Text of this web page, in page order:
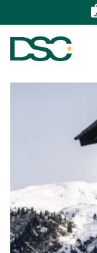
ÜBER
TEAM
NEWS